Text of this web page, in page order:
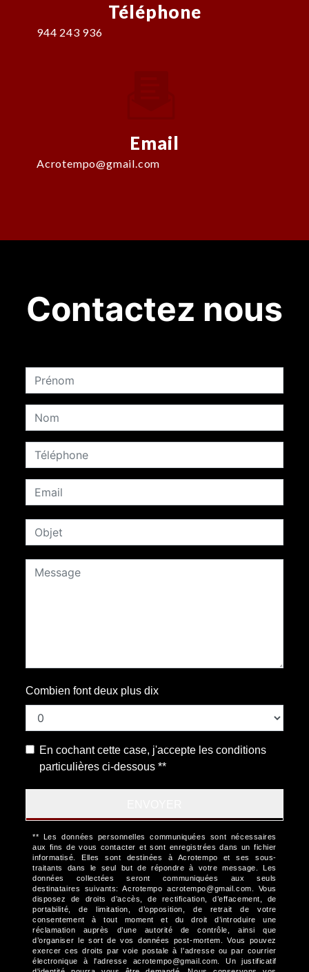
Téléphone
944 243 936
Email
acrotempo@gmail.com
Contactez nous
Combien font deux plus dix
En cochant cette case, j'accepte les conditions
particulières ci-dessous **
** Les données personnelles communiquées sont nécessaires
aux fins de vous contacter et sont enregistrées dans un fichier
informatisé. Elles sont destinées à Acrotempo et ses sous-
traitants dans le seul but de répondre à votre message. Les
données collectées seront communiquées aux seuls
destinataires suivants: Acrotempo acrotempo@gmail.com. Vous
disposez de droits d’accès, de rectification, d’effacement, de
portabilité, de limitation, d’opposition, de retrait de votre
consentement à tout moment et du droit d’introduire une
réclamation auprès d’une autorité de contrôle, ainsi que
d’organiser le sort de vos données post-mortem. Vous pouvez
exercer ces droits par voie postale à l'adresse ou par courrier
électronique à l'adresse acrotempo@gmail.com. Un justificatif